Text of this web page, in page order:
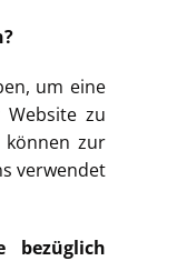
um eine
zu
können zur
verwendet
bezüglich